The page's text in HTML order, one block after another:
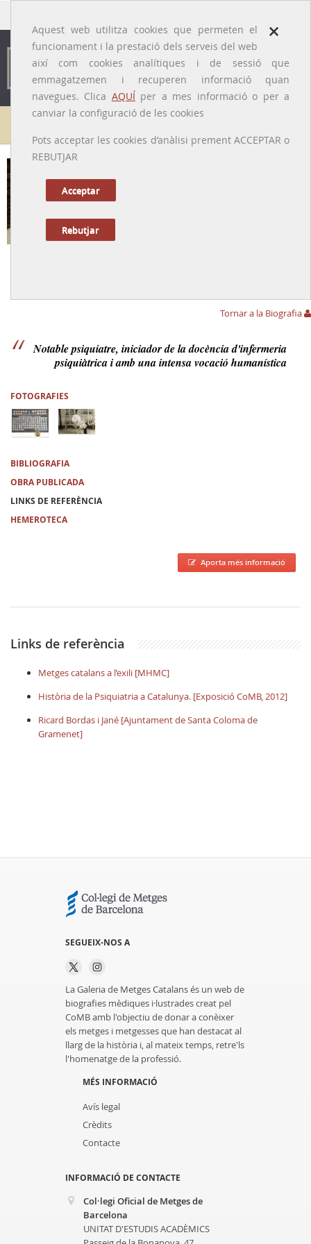
×
Aquest web utilitza cookies que permeten el
funcionament i la prestació dels serveis del web
així com cookies analítiques i de sessió que
emmagatzemen i recuperen informació quan
navegues. Clica AQUÍper a mes informació o per a
canviar la configuració de les cookies
Pots acceptar les cookies d’anàlisi prement ACCEPTAR o
REBUTJAR
Acceptar
Rebutjar
Galeria de metges
Tornar a la Biografia
Notable psiquiatre, iniciador de la docència d'infermeria
psiquiàtrica i amb una intensa vocació humanística
FOTOGRAFIES
BIBLIOGRAFIA
OBRA PUBLICADA
LINKS DE REFERÈNCIA
HEMEROTECA
Aporta més informació
Links de referència
Metges catalans a l’exili [MHMC]
Història de la Psiquiatria a Catalunya. [Exposició CoMB, 2012]
Ricard Bordas i Jané [Ajuntament de Santa Coloma de
Gramenet]
SEGUEIX-NOS A
La Galeria de Metges Catalans és un web de
biografies mèdiques i·lustrades creat pel
CoMB amb l'objectiu de donar a conèixer
els metges i metgesses que han destacat al
llarg de la història i, al mateix temps, retre'ls
l'homenatge de la professió.
MÉS INFORMACIÓ
Avís legal
Crèdits
Contacte
INFORMACIÓ DE CONTACTE
Col·legi Oficial de Metges de
Barcelona
UNITAT D'ESTUDIS ACADÈMICS